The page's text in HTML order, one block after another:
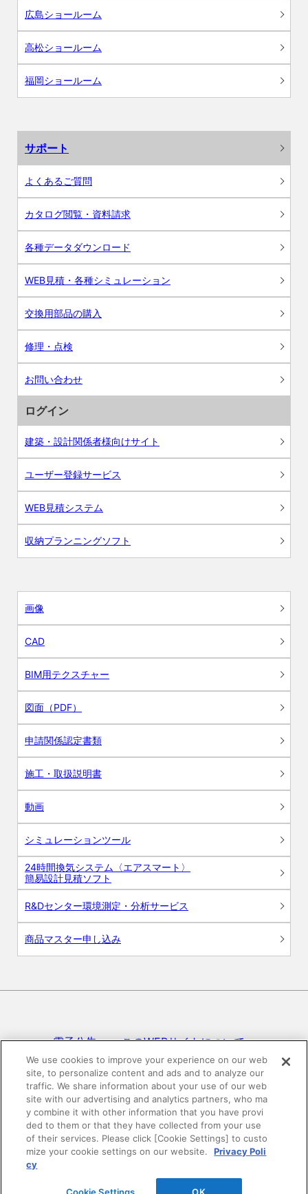
広島ショールーム
高松ショールーム
福岡ショールーム
サポート
よくあるご質問
カタログ閲覧・資料請求
各種データダウンロード
WEB見積・各種シミュレーション
交換用部品の購入
修理・点検
お問い合わせ
ログイン
建築・設計関係者様向けサイト
ユーザー登録サービス
WEB見積システム
収納プランニングソフト
画像
CAD
BIM用テクスチャー
図面（PDF）
申請関係認定書類
施工・取扱説明書
動画
シミュレーションツール
24時間換気システム〈エアスマート〉
簡易設計見積ソフト
R&Dセンター環境測定・分析サービス
商品マスター申し込み
電子公告 このWEBサイトについて
プライバシーポリシー
SNSコミュニティガイドライン サイトマップ
©DAIKEN Corporation All Rights Reserved.
We use cookies to improve your experience on our web
site, to personalize content and ads and to analyze our
traffic. We share information about your use of our web
site with our advertising and analytics partners, who ma
y combine it with other information that you have provi
ded to them or that they have collected from your use
of their services. Please click [Cookie Settings] to custo
mize your cookie settings on our website.
Privacy Poli
cy